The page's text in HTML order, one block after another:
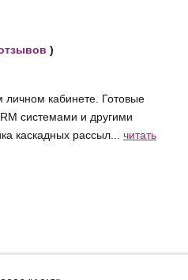
)
кабинете. Готовые
системами и другими
каскадных рассыл... читать